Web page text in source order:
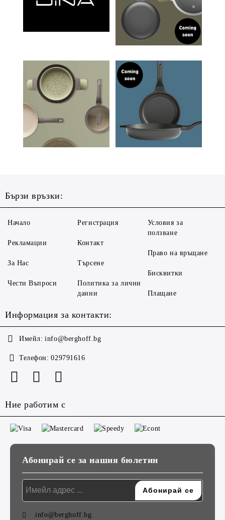
Бързи връзки:
Начало
Рекламации
За Нас
Чести Въпроси
Регистрация
Контакт
Търсене
Политика за лични
данни
Условия за
ползване
Право на връщане
Бисквитки
Плащане
Информация за контакти:
Имейл: info@berghoff.bg
Телефон: 029791616
Ние работим с
Абонирай се за нашия бюлетин
info@berghoff.bg